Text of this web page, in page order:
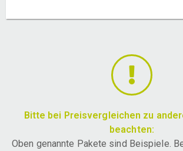
Bitte bei Preisvergleichen zu
beachten:
Oben genannte Pakete sind Beispiele.